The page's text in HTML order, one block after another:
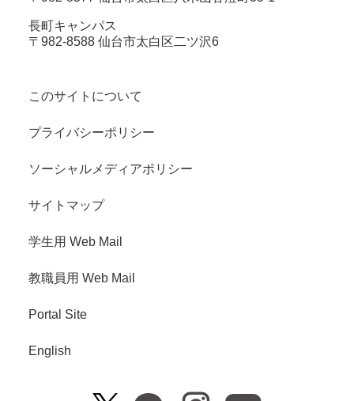
長町キャンパス
〒982-8588 仙台市太白区二ツ沢6
このサイトについて
プライバシーポリシー
ソーシャルメディアポリシー
サイトマップ
学生用 Web Mail
教職員用 Web Mail
Portal Site
English